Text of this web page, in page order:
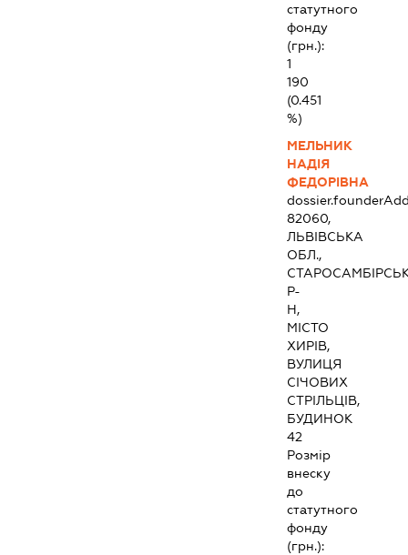
статутного
фонду
(грн.):
1
190
(0.451
%)
МЕЛЬНИК
НАДІЯ
ФЕДОРІВНА
82060,
ЛЬВІВСЬКА
ОБЛ.,
Р-
Н,
МІСТО
ХИРІВ,
ВУЛИЦЯ
СІЧОВИХ
СТРІЛЬЦІВ,
БУДИНОК
42
Розмір
внеску
до
статутного
фонду
(грн.):